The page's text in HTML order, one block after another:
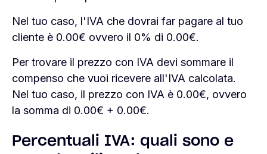
Nel tuo caso, l'IVA che dovrai far pagare al tuo
cliente è 0.00€ ovvero il 0% di 0.00€.
Per trovare il prezzo con IVA devi sommare il
compenso che vuoi ricevere all'IVA calcolata.
Nel tuo caso, il prezzo con IVA è 0.00€, ovvero
la somma di 0.00€ + 0.00€.
Percentuali IVA: quali sono e